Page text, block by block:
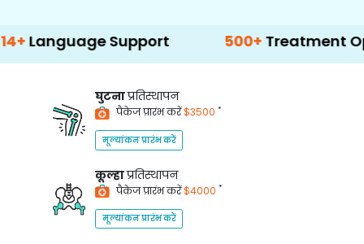
Support 500+ Treatment Options
घुटनाप्रतिस्थापन
पैकेज प्रारंभ करें$3500 *
मूल्यांकन प्रारंभ करें
कूल्हाप्रतिस्थापन
पैकेज प्रारंभ करें$4000 *
मूल्यांकन प्रारंभ करें